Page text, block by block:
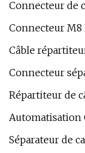
Connecteur de
Connecteur
Câble
Connecteur
Répartiteur de
Automatisation
Séparateur de